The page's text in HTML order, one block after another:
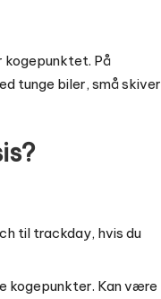
kogepunktet. På
tunge biler, små skiver
til trackday, hvis du
kogepunkter. Kan være